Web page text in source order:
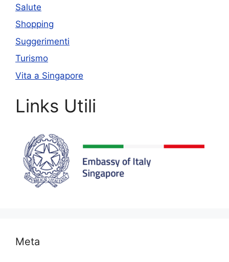
Salute
Shopping
Suggerimenti
Turismo
Vita a Singapore
Links Utili
Meta